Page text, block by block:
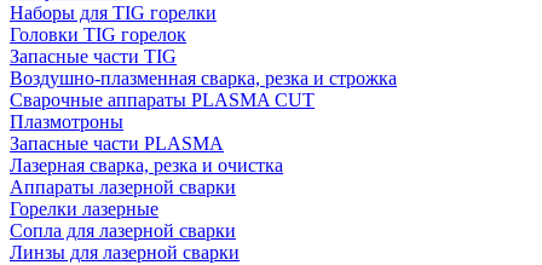
Наборы для TIG горелки
Головки TIG горелок
Запасные части TIG
Воздушно-плазменная сварка, резка и строжка
Сварочные аппараты PLASMA CUT
Плазмотроны
Запасные части PLASMA
Лазерная сварка, резка и очистка
Аппараты лазерной сварки
Горелки лазерные
Сопла для лазерной сварки
Линзы для лазерной сварки